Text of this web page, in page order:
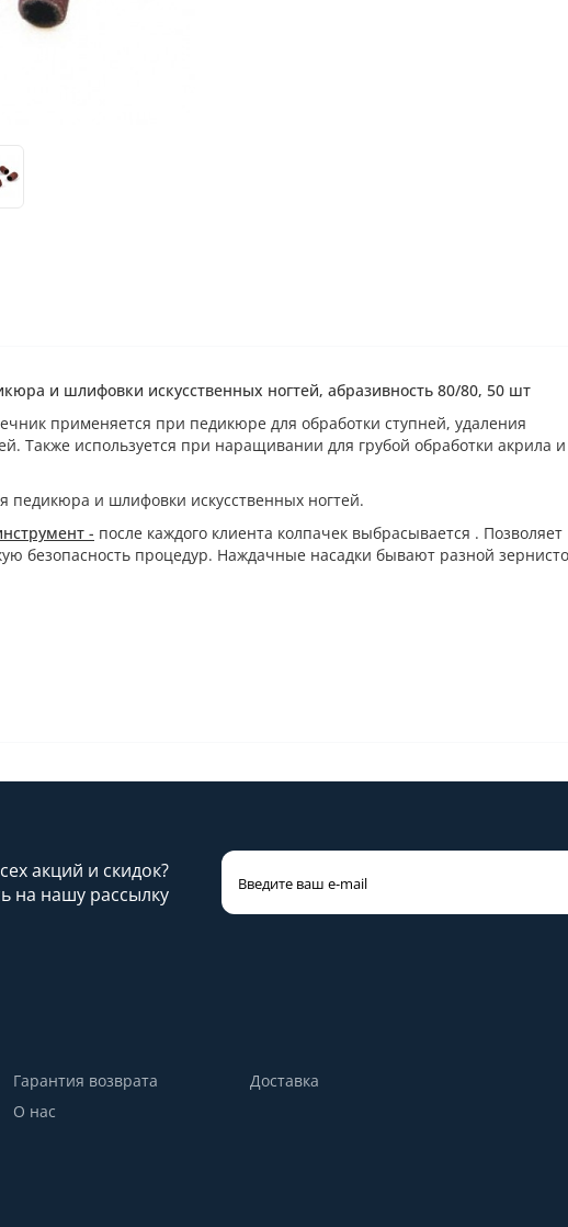
и шлифовки искусственных ногтей, абразивность 80/80, 50 шт
применяется при педикюре для обработки ступней, удаления
Также используется при наращивании для грубой обработки акрила и
педикюра и шлифовки искусственных ногтей.
- после каждого клиента колпачек выбрасывается . Позволяет
безопасность процедур. Наждачные насадки бывают разной
акций и скидок?
на нашу рассылку
Гарантия возврата
О нас
Доставка